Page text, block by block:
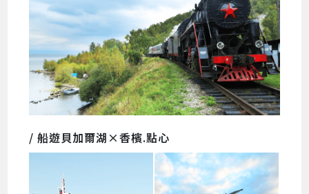
/ 船遊貝加爾湖×香檳.點心